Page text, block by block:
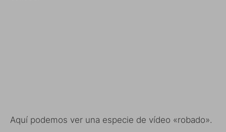
Aquí podemos ver una especie de vídeo «robado».